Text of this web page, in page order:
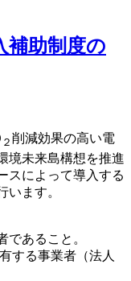
補助制度の
２ 削減効果の高い電
境未来島構想を推進
スによって導入する
います。
あること。
する事業者（法人